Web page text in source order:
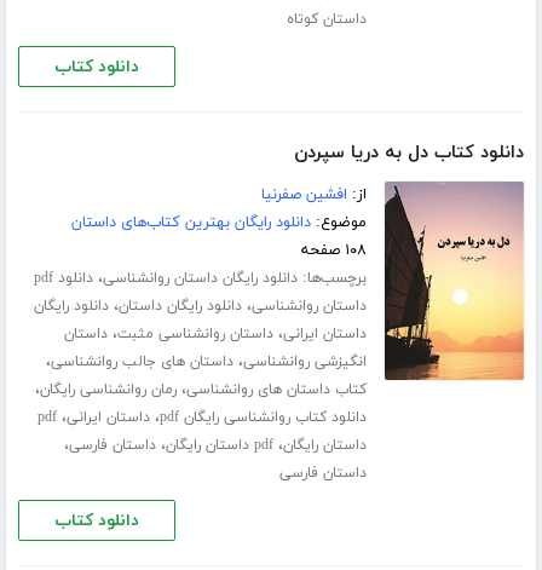
داستان کوتاه
دانلود کتاب
دانلود کتاب دل به دریا سپردن
از: افشین صفرنیا
موضوع:دانلود رایگان بهترین کتاب‌های داستان
۱۰۸ صفحه
برچسب‌ها:دانلود رایگان داستان روانشناسی،
دانلود pdf
داستان روانشناسی،دانلود رایگان داستان،دانلود رایگان
داستان ایرانی،داستان روانشناسی مثبت،داستان
انگیزشی روانشناسی،داستان های جالب روانشناسی،
کتاب داستان های روانشناسی،رمان روانشناسی رایگان،
دانلود کتاب روانشناسی رایگان pdf ،داستان ایرانی،pdf
داستان رایگان،pdf داستان رایگان ،داستان فارسی،
داستان فارسی
دانلود کتاب